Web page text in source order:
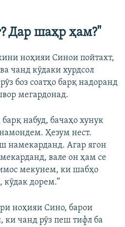
Дар шаҳр ҳам?"
ноҳияи Синои пойтахт,
чанд кӯдаки хурдсол
боз соатҳо барқ надоранд
мегардонад.
набуд, бачаҳо хунук
Ҳезум нест.
намекарданд. Агар ягон
вале он ҳам се
мекунем, ки шабҳо
кӯдак дорем.”
ноҳияи Сино, барои
ки чанд рӯз пеш тифл ба